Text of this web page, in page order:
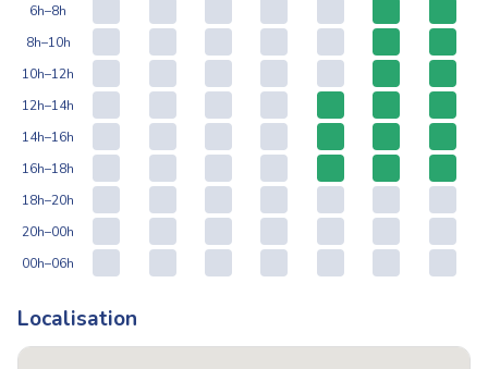
6h–8h
8h–10h
10h–12h
12h–14h
14h–16h
16h–18h
18h–20h
20h–00h
00h–06h
Localisation